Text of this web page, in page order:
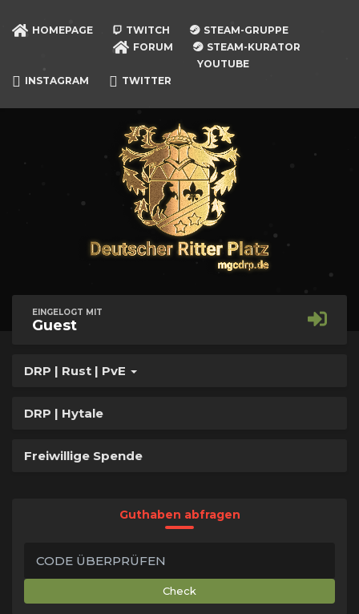
HOMEPAGE TWITCH
STEAM-GRUPPE
FORUM
STEAM-KURATOR
YOUTUBE
INSTAGRAM
TWITTER
EINGELOGT MIT
Guest
DRP | Rust | PvE
DRP | Hytale
Freiwillige Spende
Guthaben abfragen
Check